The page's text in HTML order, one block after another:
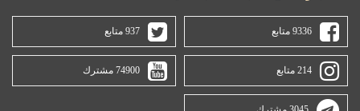
9336 متابع 937 متابع
214 متابع 74900 مشترك